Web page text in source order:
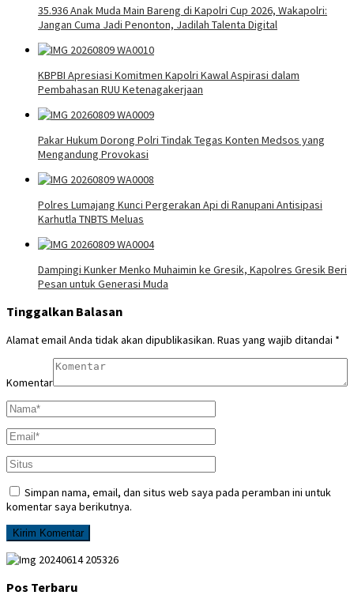
35.936 Anak Muda Main Bareng di Kapolri Cup 2026, Wakapolri:
Jangan Cuma Jadi Penonton, Jadilah Talenta Digital
KBPBI Apresiasi Komitmen Kapolri Kawal Aspirasi dalam
Pembahasan RUU Ketenagakerjaan
Pakar Hukum Dorong Polri Tindak Tegas Konten Medsos yang
Mengandung Provokasi
Polres Lumajang Kunci Pergerakan Api di Ranupani Antisipasi
Karhutla TNBTS Meluas
Dampingi Kunker Menko Muhaimin ke Gresik, Kapolres Gresik Beri
Pesan untuk Generasi Muda
Tinggalkan Balasan
Alamat email Anda tidak akan dipublikasikan. Ruas yang wajib ditandai *
Komentar
Simpan nama, email, dan situs web saya pada peramban ini untuk
komentar saya berikutnya.
Pos Terbaru